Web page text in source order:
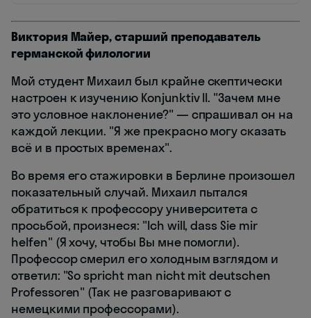
Виктория Майер, старший преподаватель
германской филологии
Мой студент Михаил был крайне скептически
настроен к изучению Konjunktiv II. "Зачем мне
это условное наклонение?" — спрашивал он на
каждой лекции. "Я же прекрасно могу сказать
всё и в простых временах".
Во время его стажировки в Берлине произошел
показательный случай. Михаил пытался
обратиться к профессору университета с
просьбой, произнеся: "Ich will, dass Sie mir
helfen" (Я хочу, чтобы Вы мне помогли).
Профессор смерил его холодным взглядом и
ответил: "So spricht man nicht mit deutschen
Professoren" (Так не разговаривают с
немецкими профессорами).